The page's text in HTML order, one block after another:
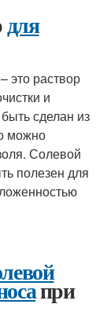
для
– это раствор
и
сделан из
можно
Солевой
полезен для
при